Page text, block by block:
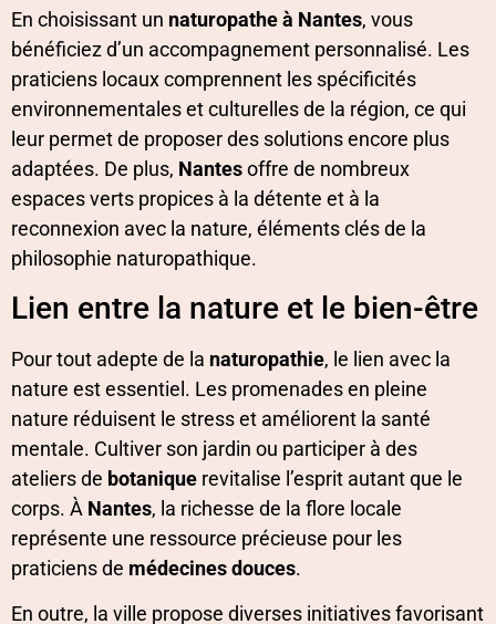
En choisissant un naturopathe à Nantes, vous
bénéficiez d’un accompagnement personnalisé. Les
praticiens locaux comprennent les spécificités
environnementales et culturelles de la région, ce qui
leur permet de proposer des solutions encore plus
adaptées. De plus, Nantesoffre de nombreux
espaces verts propices à la détente et à la
reconnexion avec la nature, éléments clés de la
philosophie naturopathique.
Lien entre la nature et le bien-être
Pour tout adepte de la naturopathie, le lien avec la
nature est essentiel. Les promenades en pleine
nature réduisent le stress et améliorent la santé
mentale. Cultiver son jardin ou participer à des
ateliers de botanique revitalise l’esprit autant que le
corps. À Nantes, la richesse de la flore locale
représente une ressource précieuse pour les
praticiens de médecines douces.
En outre, la ville propose diverses initiatives favorisant